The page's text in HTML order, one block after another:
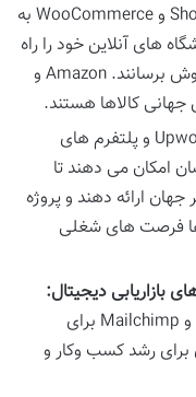
Shopify و WooCommerce به
های آنلاین خود را راه
اندازی کرده و محصولاتشان را به فروش برسانند. Amazon و
Upwork، Fiverr و پلتفرم های
امکان می دهند تا
ارائه دهند و پروژه
ها فرصت های شغلی
بازاریابی دیجیتال:
LinkedIn برای شبکه سازی حرفه ای و Mailchimp برای
برای رشد کسب وکار و